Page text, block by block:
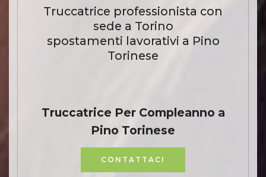
Truccatrice professionista con
sede a Torino
spostamenti lavorativi a Pino
Torinese
Truccatrice Per Compleanno a
Pino Torinese
CONTATTACI